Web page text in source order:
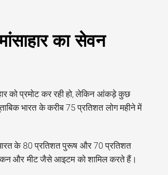
का सेवन
को प्रमोट कर रही हो, लेकिन आंकड़े कुछ
भारत के करीब 75 प्रतिशत लोग महीने में
के 80 प्रतिशत पुरूष और 70 प्रतिशत
और मीट जैसे आइटम को शामिल करते हैं।